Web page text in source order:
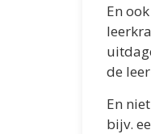
En
de
En
bijv.